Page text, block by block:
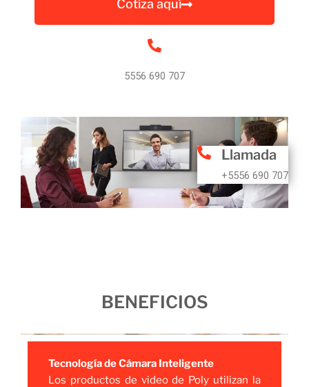
Cotiza aquí
5556 690 707
Llamada
+5556 690 707
BENEFICIOS
Tecnología de Cámara Inteligente
Los productos de video de Poly utilizan la